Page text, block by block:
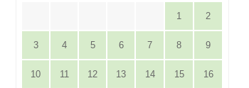
1 2
3 4 5 6 7 8 9
10 11 12 13 14 15 16